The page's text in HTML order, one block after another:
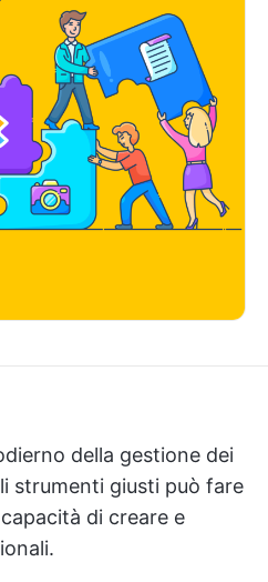
della gestione dei
strumenti giusti può fare
di creare e